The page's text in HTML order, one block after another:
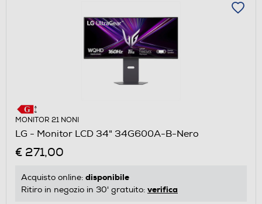
MONITOR 21 NONI
LG - Monitor LCD 34" 34G600A-B-Nero
€ 271,00
Acquisto online: disponibile
Ritiro in negozio in 30' gratuito: verifica